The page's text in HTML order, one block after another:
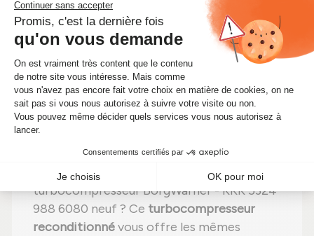
élément ;
Étape 4 :Remplacement des pièces
usées par des pièces neuves ;
Étape 5 : Réassemblageavec des
réglages effectués selon les normes du
constructeur ;
Étape 6 :Contrôle qualitésur banc
d'essai Schenck avant envoi.
Pourquoi donc payer plus cher un
turbocompresseur BorgWarner - KKK 5324
988 6080 neuf ? Ce turbocompresseur
reconditionnévous offre les mêmes